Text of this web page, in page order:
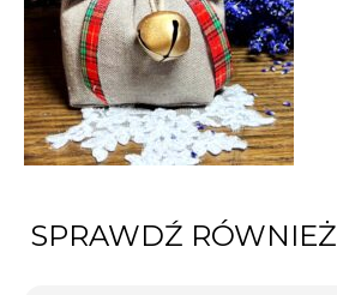
SPRAWDŹ RÓWNIEŻ